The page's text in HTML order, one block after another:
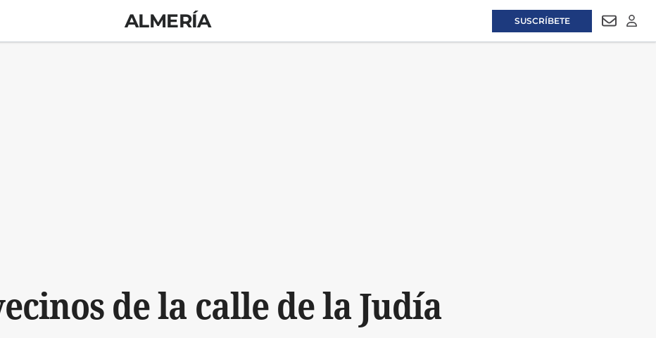
SUSCRÍBETE
ALMERÍA
de la calle de la Judía